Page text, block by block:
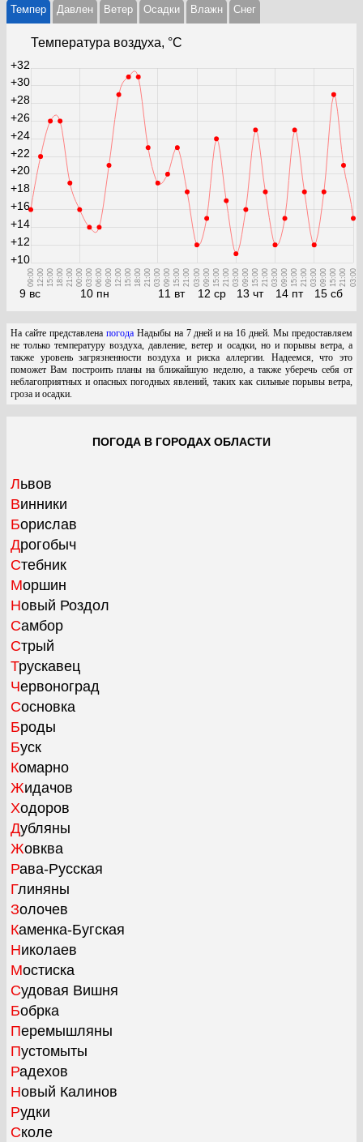
Темпер Давлен Ветер Осадки Влажн Cнег
Температура воздуха, °С
9 вс
09:00 12:00 15:00 18:00 21:00
10 пн
00:00 03:00 06:00 09:00 12:00 15:00 18:00 21:00
11 вт
03:00 09:00 15:00 21:00
12 ср
03:00 09:00 15:00 21:00
13 чт
03:00 09:00 15:00 21:00
14 пт
03:00 09:00 15:00 21:00
15 сб
03:00 09:00 15:00 21:00 03:00
+10
+12
+14
+16
+18
+20
+22
+24
+26
+28
+30
+32
На сайте представлена погодаНадыбы на 7 дней и на 16 дней. Мы предоставляем
не только температуру воздуха, давление, ветер и осадки, но и порывы ветра, а
также уровень загрязненности воздуха и риска аллергии. Надеемся, что это
поможет Вам построить планы на ближайшую неделю, а также уберечь себя от
неблагоприятных и опасных погодных явлений, таких как сильные порывы ветра,
гроза и осадки.
ПОГОДА В ГОРОДАХ ОБЛАСТИ
Львов
Винники
Борислав
Дрогобыч
Стебник
Моршин
Новый Роздол
Самбор
Стрый
Трускавец
Червоноград
Сосновка
Броды
Буск
Комарно
Жидачов
Ходоров
Дубляны
Жовква
Рава-Русская
Глиняны
Золочев
Каменка-Бугская
Николаев
Мостиска
Судовая Вишня
Бобрка
Перемышляны
Пустомыты
Радехов
Новый Калинов
Рудки
Сколе